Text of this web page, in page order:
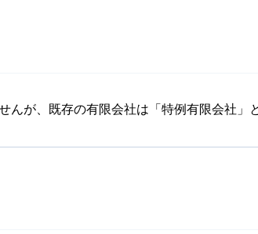
が、既存の有限会社は「特例有限会社」